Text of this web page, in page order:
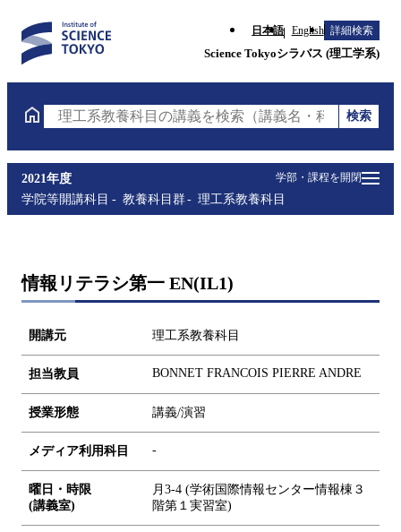
日本語 English 詳細検索
Science Tokyoシラバス (理工学系)
理工系教養科目の講義を検索（講義名・科目コード・
検索
学部・課程を開閉
2021年度
学院等開講科目
教養科目群 理工系教養科目
情報リテラシ第一 EN(IL1)
開講元 理工系教養科目
担当教員 BONNET FRANCOIS PIERRE ANDRE
授業形態 講義/演習
メディア利用科目 -
曜日・時限
(講義室)
月3-4 (学術国際情報センター情報棟３
階第１実習室)